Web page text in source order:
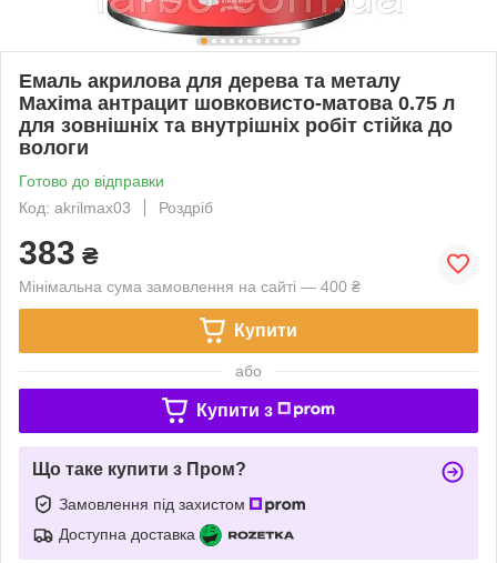
Емаль акрилова для дерева та металу
Maxima антрацит шовковисто-матова 0.75 л
для зовнішніх та внутрішніх робіт стійка до
вологи
Готово до відправки
Код: akrilmax03
Роздріб
383 ₴
Мінімальна сума замовлення на сайті — 400 ₴
Купити
або
Купити з
Що таке купити з Пром?
Замовлення під захистом
Доступна доставка